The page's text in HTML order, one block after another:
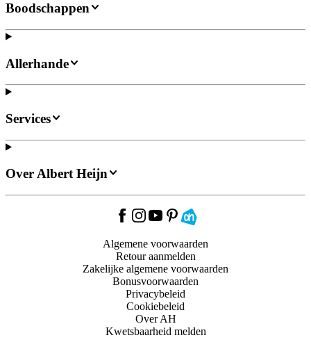
Boodschappen
Allerhande
Services
Over Albert Heijn
Algemene voorwaarden
Retour aanmelden
Zakelijke algemene voorwaarden
Bonusvoorwaarden
Privacybeleid
Cookiebeleid
Over AH
Kwetsbaarheid melden